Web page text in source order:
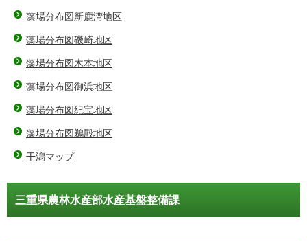
藻場分布図新鹿湾地区
藻場分布図磯崎地区
藻場分布図木本地区
藻場分布図御浜地区
藻場分布図紀宝地区
藻場分布図鵜殿地区
干潟マップ
三重県農林水産部水産基盤整備課